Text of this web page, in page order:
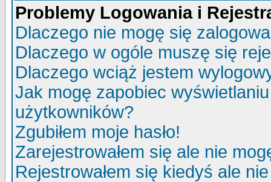
Problemy Logowania i
Dlaczego nie mogę się
Dlaczego w ogóle muszę się
Dlaczego wciąż jestem
Jak mogę zapobiec
użytkowników?
Zgubiłem moje hasło!
Zarejestrowałem się ale nie
Rejestrowałem się kiedyś ale